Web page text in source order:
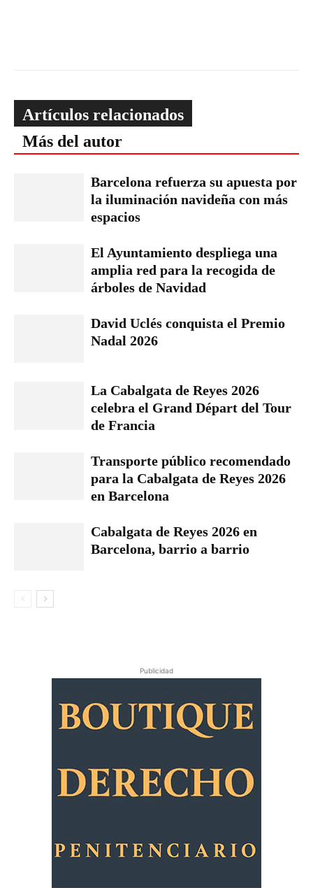
Artículos relacionados
Más del autor
Barcelona refuerza su apuesta por
la iluminación navideña con más
espacios
El Ayuntamiento despliega una
amplia red para la recogida de
árboles de Navidad
David Uclés conquista el Premio
Nadal 2026
La Cabalgata de Reyes 2026
celebra el Grand Départ del Tour
de Francia
Transporte público recomendado
para la Cabalgata de Reyes 2026
en Barcelona
Cabalgata de Reyes 2026 en
Barcelona, barrio a barrio
Publicidad